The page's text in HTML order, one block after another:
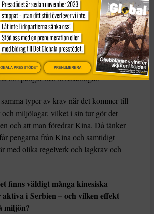
det kan bero på att det fortfarande
från 1960-talet som släpper ut
det handlar också mycket om konflikten
EU och framför allt Kina när det
som ska dra mest nytta av Serbien. Det
mellan olika samhällsmodeller, men
om pengar och investeringar.
typer av krav när det kommer till
och miljölagar, vilket i sin tur gör det
och att man föredrar Kina. Då tänker
pengarna från Kina och samtidigt
med olika regelverk och lagkrav och
finns väldigt många kinesiska
i Serbien – och vilken effekt
miljön?
PRESSTÖDET PRENUMERERA